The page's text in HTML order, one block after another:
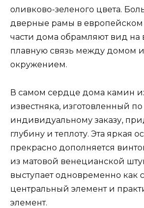
оливково-зеленого цвета.
дверные рамы в европейском
части дома обрамляют вид на
плавную связь между домом и
окружением.
В самом сердце дома камин
известняка, изготовленный по
индивидуальному заказу,
глубину и теплоту. Эта яркая
прекрасно дополняется
из матовой венецианской
выступает одновременно как
центральный элемент и
элемент.